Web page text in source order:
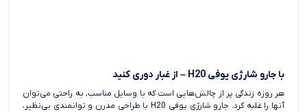
با جارو شارژی یوفی H20 – از غبار دوری کنید
هر روزه زندگی پر از چالش‌هایی است که با وسایل مناسب، به راحتی می‌توان
آنها را غلبه کرد. جارو شارژی یوفی H20 با طراحی مدرن و توانمندی بی‌نظیر،